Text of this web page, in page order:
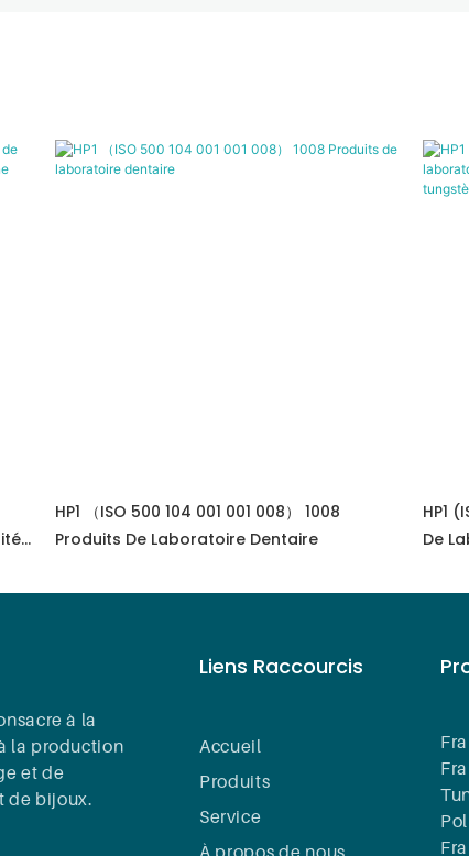
HP1 （ISO 500 104 001 001 008） 1008
Produits De Laboratoire Dentaire
HP1
De
à la
la production
et de
de bijoux.
Liens Raccourcis
Accueil
Produits
Service
À propos de nous